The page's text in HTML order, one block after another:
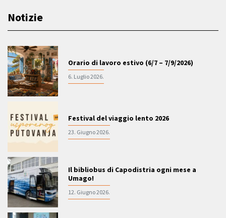
Notizie
Orario di lavoro estivo (6/7 – 7/9/2026)
6. Luglio 2026.
Festival del viaggio lento 2026
23. Giugno 2026.
Il bibliobus di Capodistria ogni mese a
Umago!
12. Giugno 2026.